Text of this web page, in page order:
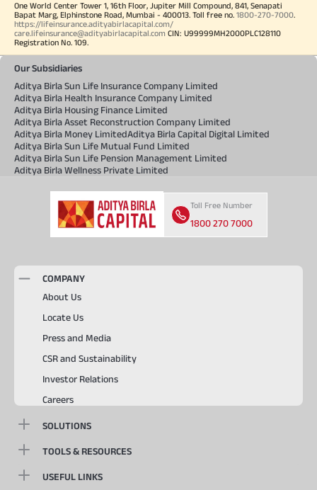
One World Center Tower 1, 16th Floor, Jupiter Mill Compound, 841, Senapati
Bapat Marg, Elphinstone Road, Mumbai - 400013. Toll free no. 1800-270-7000.
https://lifeinsurance.adityabirlacapital.com/
care.lifeinsurance@adityabirlacapital.com CIN: U99999MH2000PLC128110
Registration No. 109.
Our Subsidiaries
Aditya Birla Sun Life Insurance Company Limited
Aditya Birla Health Insurance Company Limited
Aditya Birla Housing Finance Limited
Aditya Birla Asset Reconstruction Company Limited
Aditya Birla Money LimitedAditya Birla Capital Digital Limited
Aditya Birla Sun Life Mutual Fund Limited
Aditya Birla Sun Life Pension Management Limited
Aditya Birla Wellness Private Limited
Toll Free Number
1800 270 7000
COMPANY
About Us
Locate Us
Press and Media
CSR and Sustainability
Investor Relations
Careers
SOLUTIONS
TOOLS & RESOURCES
USEFUL LINKS